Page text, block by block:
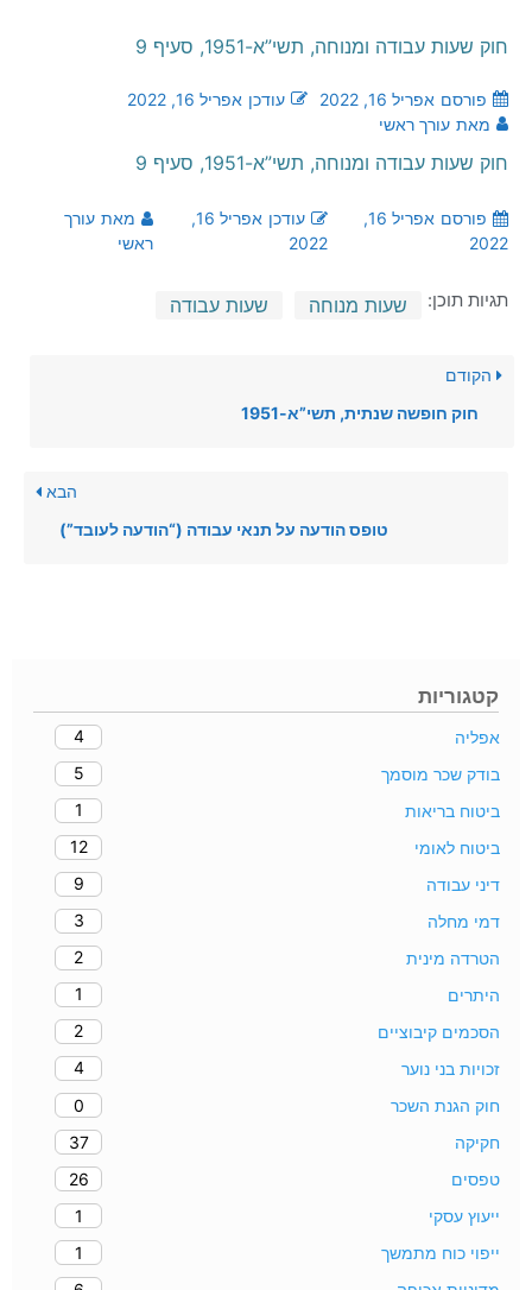
חוק שעות עבודה ומנוחה, תשי”א-1951, סעיף 9
פורסם אפריל 16, 2022 עודכן אפריל 16, 2022
מאת עורך ראשי
חוק שעות עבודה ומנוחה, תשי”א-1951, סעיף 9
פורסם
אפריל 16,
2022
עודכן
אפריל 16,
2022
מאת עורך
ראשי
תגיות תוכן: שעות מנוחה שעות עבודה
הקודם
חוק חופשה שנתית, תשי”א-1951
הבא
טופס הודעה על תנאי עבודה (“הודעה לעובד”)
קטגוריות
אפליה
4
בודק שכר מוסמך
5
ביטוח בריאות
1
ביטוח לאומי
12
דיני עבודה
9
דמי מחלה
3
הטרדה מינית
2
היתרים
1
הסכמים קיבוציים
2
זכויות בני נוער
4
חוק הגנת השכר
0
חקיקה
37
טפסים
26
ייעוץ עסקי
1
ייפוי כוח מתמשך
1